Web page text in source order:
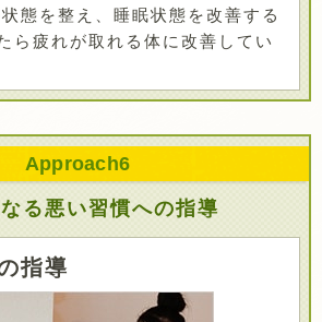
態を整え、睡眠状態を改善する
ら疲れが取れる体に改善してい
Approach6
る悪い習慣への指導
指導